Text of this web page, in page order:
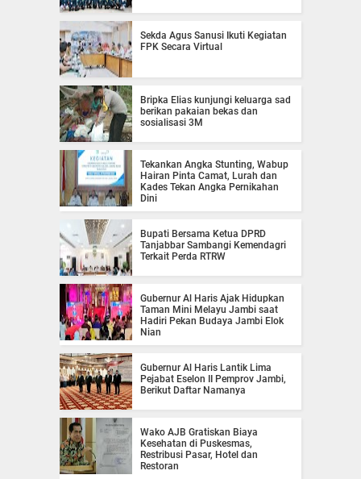
Sekda Agus Sanusi Ikuti Kegiatan
FPK Secara Virtual
Bripka Elias kunjungi keluarga sad
berikan pakaian bekas dan
sosialisasi 3M
Tekankan Angka Stunting, Wabup
Hairan Pinta Camat, Lurah dan
Kades Tekan Angka Pernikahan
Dini
Bupati Bersama Ketua DPRD
Tanjabbar Sambangi Kemendagri
Terkait Perda RTRW
Gubernur Al Haris Ajak Hidupkan
Taman Mini Melayu Jambi saat
Hadiri Pekan Budaya Jambi Elok
Nian
Gubernur Al Haris Lantik Lima
Pejabat Eselon II Pemprov Jambi,
Berikut Daftar Namanya
Wako AJB Gratiskan Biaya
Kesehatan di Puskesmas,
Restribusi Pasar, Hotel dan
Restoran